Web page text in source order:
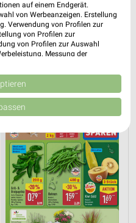
HERBSTKÜCHE EISCREME
auf einem Endgerät.
von Werbeanzeigen. Erstellung
Verwendung von Profilen zur
von Profilen zur
von Profilen zur Auswahl
Messung der
Quellen. Entwicklung und
reduzierter Daten zur Auswahl
Union weitergegeben und in die
Informationen